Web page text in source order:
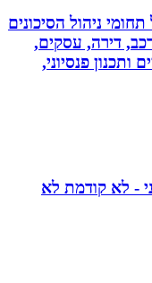
ניהול הסיכונים
דירה, עסקים,
פנסיוני,
לא קודמת לא